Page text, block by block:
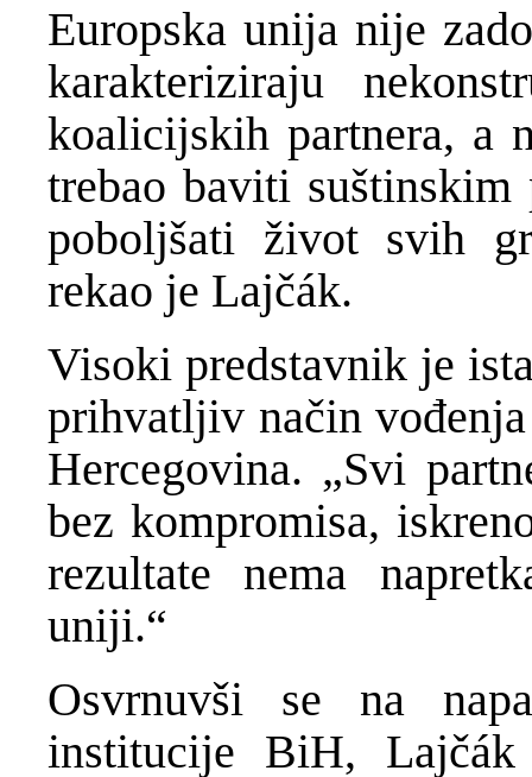
Europska unija nije
karakteriziraju
koalicijskih partnera, a
trebao baviti
poboljšati život svih
rekao je Lajčák.
Visoki predstavnik je
prihvatljiv način
Hercegovina. „Svi
bez kompromisa,
rezultate nema
uniji.“
Osvrnuvši se na
institucije BiH,